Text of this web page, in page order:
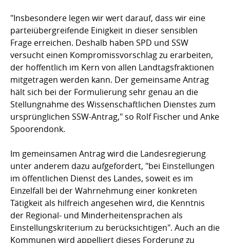
"Insbesondere legen wir wert darauf, dass wir eine
parteiübergreifende Einigkeit in dieser sensiblen
Frage erreichen. Deshalb haben SPD und SSW
versucht einen Kompromissvorschlag zu erarbeiten,
der hoffentlich im Kern von allen Landtagsfraktionen
mitgetragen werden kann. Der gemeinsame Antrag
hält sich bei der Formulierung sehr genau an die
Stellungnahme des Wissenschaftlichen Dienstes zum
ursprünglichen SSW-Antrag," so Rolf Fischer und Anke
Spoorendonk.
Im gemeinsamen Antrag wird die Landesregierung
unter anderem dazu aufgefordert, "bei Einstellungen
im öffentlichen Dienst des Landes, soweit es im
Einzelfall bei der Wahrnehmung einer konkreten
Tätigkeit als hilfreich angesehen wird, die Kenntnis
der Regional- und Minderheitensprachen als
Einstellungskriterium zu berücksichtigen". Auch an die
Kommunen wird appelliert dieses Forderung zu